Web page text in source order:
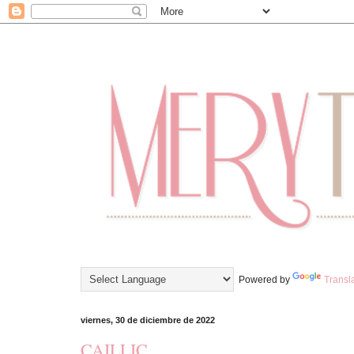
Powered by
viernes, 30 de diciembre de 2022
CAILLIC